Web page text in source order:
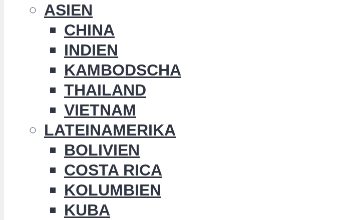
ASIEN
CHINA
INDIEN
KAMBODSCHA
THAILAND
VIETNAM
LATEINAMERIKA
BOLIVIEN
COSTA RICA
KOLUMBIEN
KUBA